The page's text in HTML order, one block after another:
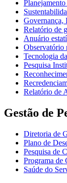
Governança,
Relatório de
Anuário
Observatório
Tecnologia
Pesquisa
Relatório de
Gestão de
Diretoria de
Plano de
Pesquisa de
Programa de
Saúde do